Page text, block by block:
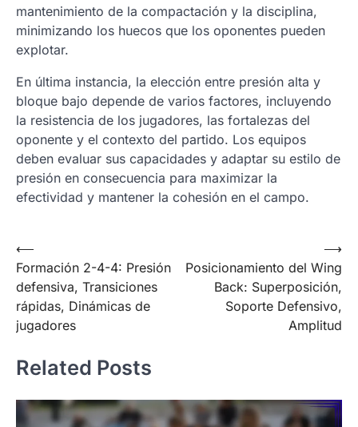
mantenimiento de la compactación y la disciplina,
minimizando los huecos que los oponentes pueden
explotar.
En última instancia, la elección entre presión alta y
bloque bajo depende de varios factores, incluyendo
la resistencia de los jugadores, las fortalezas del
oponente y el contexto del partido. Los equipos
deben evaluar sus capacidades y adaptar su estilo de
presión en consecuencia para maximizar la
efectividad y mantener la cohesión en el campo.
Post
navigation
⟵
Formación 2-4-4: Presión
defensiva, Transiciones
rápidas, Dinámicas de
jugadores
Posicionamiento del Wing
Back: Superposición,
Soporte Defensivo,
Amplitud
⟶
Related Posts